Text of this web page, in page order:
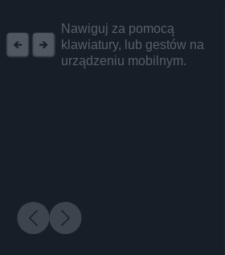
Nawiguj za pomocą
klawiatury, lub gestów na
urządzeniu mobilnym.